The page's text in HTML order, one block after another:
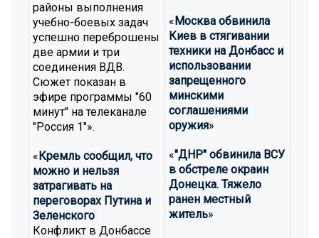
районы выполнения
учебно-боевых задач
успешно переброшены
две армии и три
соединения ВДВ.
Сюжет показан в
эфире программы "60
минут" на телеканале
"Россия 1"».
«Кремль сообщил, что
можно и нельзя
затрагивать на
переговорах Путина и
Зеленского
Конфликт в Донбассе
«Москва обвинила
Киев в стягивании
техники на Донбасс и
использовании
запрещенного
минскими
соглашениями
оружия»
«"ДНР" обвинила ВСУ
в обстреле окраин
Донецка. Тяжело
ранен местный
житель»